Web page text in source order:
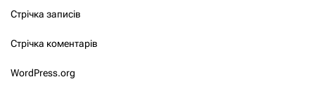
Стрічка записів
Стрічка коментарів
WordPress.org